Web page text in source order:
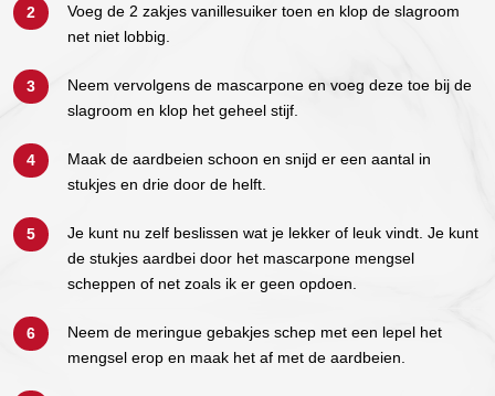
Voeg de 2 zakjes vanillesuiker toen en klop de slagroom
net niet lobbig.
Neem vervolgens de mascarpone en voeg deze toe bij de
slagroom en klop het geheel stijf.
Maak de aardbeien schoon en snijd er een aantal in
stukjes en drie door de helft.
Je kunt nu zelf beslissen wat je lekker of leuk vindt. Je kunt
de stukjes aardbei door het mascarpone mengsel
scheppen of net zoals ik er geen opdoen.
Neem de meringue gebakjes schep met een lepel het
mengsel erop en maak het af met de aardbeien.